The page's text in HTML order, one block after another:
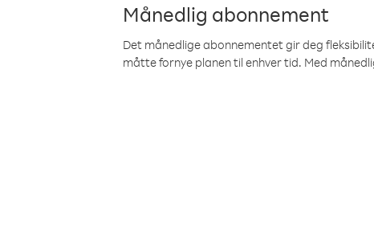
Månedlig abonnement
Det månedlige abonnementet gir deg
måtte fornye planen til enhver tid. Med